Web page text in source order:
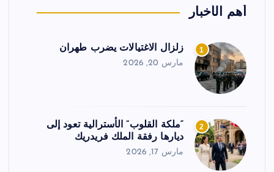
أهم الأخبار
1 زلزال الاغتيالات يضرب طهران
مارس 20, 2026
2
“ملكة القلوب” الأسترالية تعود إلى
ديارها رفقة الملك فريدريك
مارس 17, 2026